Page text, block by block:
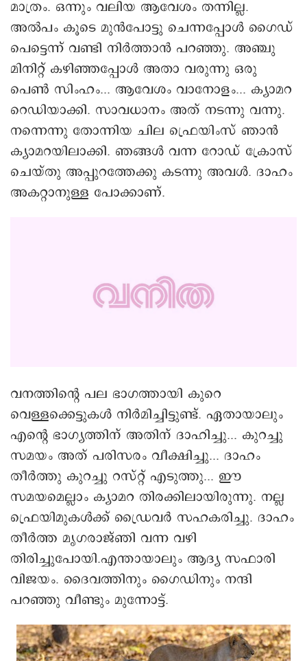
അൽപം കൂടെ മുൻപോട്ടു ചെന്നപ്പോൾ ഗൈഡ്
പെട്ടെന്ന് വണ്ടി നിർത്താൻ പറഞ്ഞു. അഞ്ചു
മിനിറ്റ് കഴിഞ്ഞപ്പോൾ അതാ വരുന്നു ഒരു
പെൺ സിംഹം... ആവേശം വാനോളം... ക്യാമറ
റെഡിയാക്കി. സാവധാനം അത് നടന്നു വന്നു.
നന്നെന്നു തോന്നിയ ചില ഫ്രെയിംസ് ഞാൻ
ക്യാമറയിലാക്കി. ഞങ്ങൾ വന്ന റോഡ് ക്രോസ്
ചെയ്തു അപ്പുറത്തേക്കു കടന്നു അവൾ. ദാഹം
അകറ്റാനുള്ള പോക്കാണ്.
വെള്ളക്കെട്ടുകൾ നിര്‍മിച്ചിട്ടുണ്ട്. ഏതായാലും
എന്റെ ഭാഗ്യത്തിന് അതിന് ദാഹിച്ചു... കുറച്ചു
സമയം അത് പരിസരം വീക്ഷിച്ചു... ദാഹം
തീർത്തു കുറച്ചു റസ്റ്റ്‌ എടുത്തു... ഈ
സമയമെല്ലാം ക്യാമറ തിരക്കിലായിരുന്നു. നല്ല
ഫ്രെയിമുകൾക്ക് ഡ്രൈവർ സഹകരിച്ചു. ദാഹം
തീർത്ത മൃഗരാജ്ഞി വന്ന വഴി
തിരിച്ചുപോയി.എന്തായാലും ആദ്യ സഫാരി
വിജയം. ദൈവത്തിനും ഗൈഡിനും നന്ദി
പറഞ്ഞു വീണ്ടും മുന്നോട്ട്.